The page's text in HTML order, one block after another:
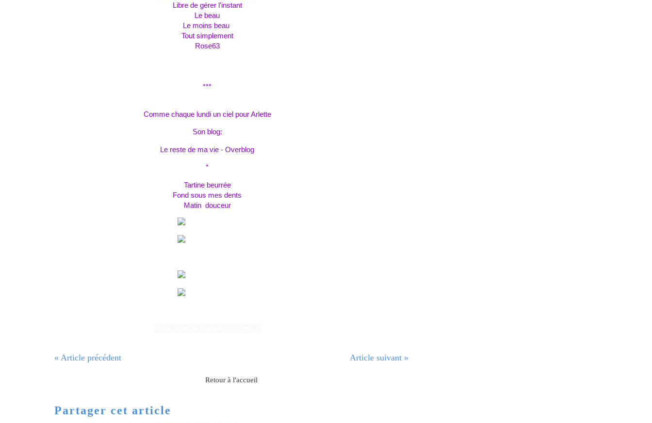
Libre de gérer l'instant
Le beau
Le moins beau
Tout simplement
Rose63
***
Comme chaque lundi un ciel pour Arlette
Son blog:
Le reste de ma vie - Overblog
*
Tartine beurrée
Fond sous mes dents
Matin douceur
« Article précédent Article suivant »
Retour à l'accueil
Partager cet article